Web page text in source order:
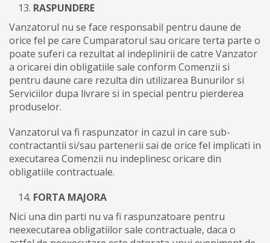
RASPUNDERE
Vanzatorul nu se face responsabil pentru daune de
orice fel pe care Cumparatorul sau oricare terta parte o
poate suferi ca rezultat al indeplinirii de catre Vanzator
a oricarei din obligatiile sale conform Comenzii si
pentru daune care rezulta din utilizarea Bunurilor si
Serviciilor dupa livrare si in special pentru pierderea
produselor.
Vanzatorul va fi raspunzator in cazul in care sub-
contractantii si/sau partenerii sai de orice fel implicati in
executarea Comenzii nu indeplinesc oricare din
obligatiile contractuale.
FORTA MAJORA
Nici una din parti nu va fi raspunzatoare pentru
neexecutarea obligatiilor sale contractuale, daca o